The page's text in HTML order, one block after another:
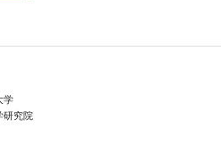
学
研究院